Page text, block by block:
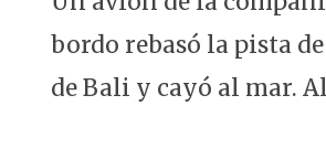
bordo rebasó la pista
de Bali y cayó al mar.